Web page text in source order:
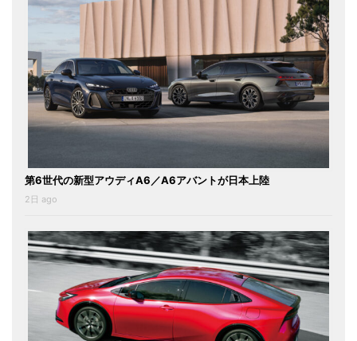
第6世代の新型アウディA6／A6アバントが日本上陸
2日 ago